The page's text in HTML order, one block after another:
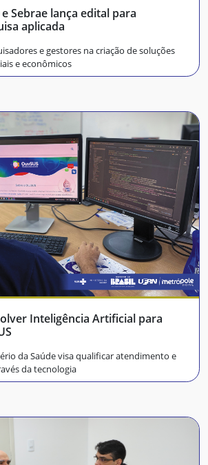
Sebrae lança edital para
aplicada
e gestores na criação de soluções
e econômicos
Inteligência Artificial para
da Saúde visa qualificar atendimento e
da tecnologia